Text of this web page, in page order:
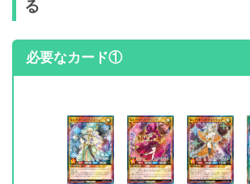
る
必要なカード①